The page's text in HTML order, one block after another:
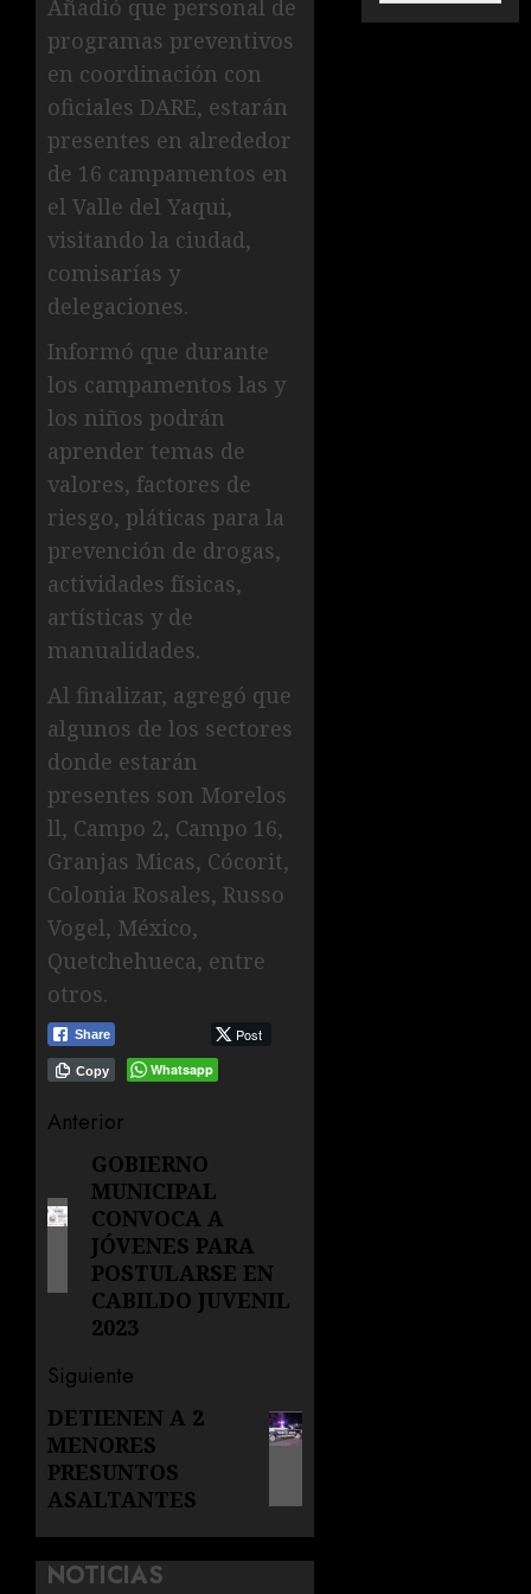
Añadió que personal de
programas preventivos
en coordinación con
oficiales DARE, estarán
presentes en alrededor
de 16 campamentos en
el Valle del Yaqui,
visitando la ciudad,
comisarías y
delegaciones.
Informó que durante
los campamentos las y
los niños podrán
aprender temas de
valores, factores de
riesgo, pláticas para la
prevención de drogas,
actividades físicas,
artísticas y de
manualidades.
Al finalizar, agregó que
algunos de los sectores
donde estarán
presentes son Morelos
ll, Campo 2, Campo 16,
Granjas Micas, Cócorit,
Colonia Rosales, Russo
Vogel, México,
Quetchehueca, entre
otros.
Share Post
Whatsapp
Copy
Navegación
entradas
Anterior
Entrada
anterior:
GOBIERNO
MUNICIPAL
CONVOCA A
JÓVENES PARA
POSTULARSE EN
CABILDO JUVENIL
2023
Siguiente
Siguiente
entrada:
DETIENEN A 2
MENORES
PRESUNTOS
ASALTANTES
NOTICIAS